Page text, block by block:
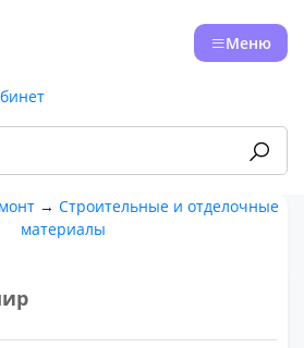
Меню
→ Строительные и отделочные
материалы